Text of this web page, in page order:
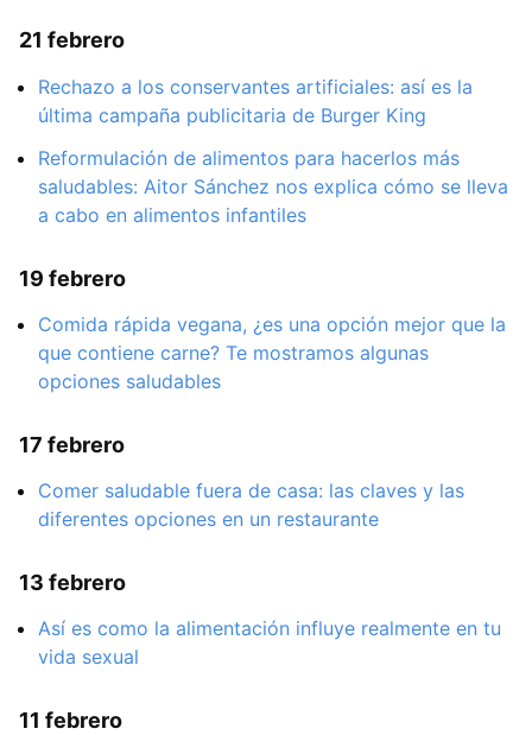
21 febrero
Rechazo a los conservantes artificiales: así es la
última campaña publicitaria de Burger King
Reformulación de alimentos para hacerlos más
saludables: Aitor Sánchez nos explica cómo se lleva
a cabo en alimentos infantiles
19 febrero
Comida rápida vegana, ¿es una opción mejor que la
que contiene carne? Te mostramos algunas
opciones saludables
17 febrero
Comer saludable fuera de casa: las claves y las
diferentes opciones en un restaurante
13 febrero
Así es como la alimentación influye realmente en tu
vida sexual
11 febrero